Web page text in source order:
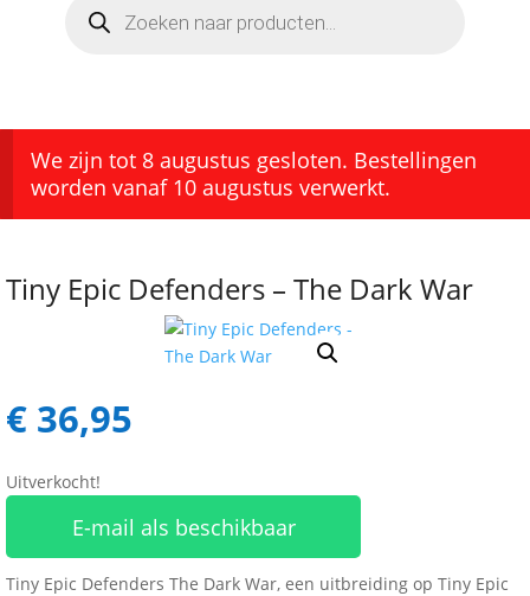
zoeken
We zijn tot 8 augustus gesloten. Bestellingen
worden vanaf 10 augustus verwerkt.
Tiny Epic Defenders – The Dark War
€ 36,95
Uitverkocht!
E-mail als beschikbaar
Tiny Epic Defenders The Dark War, een uitbreiding op Tiny Epic